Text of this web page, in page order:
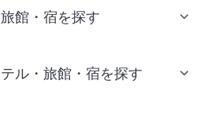
館・宿を探す
ル・旅館・宿を探す